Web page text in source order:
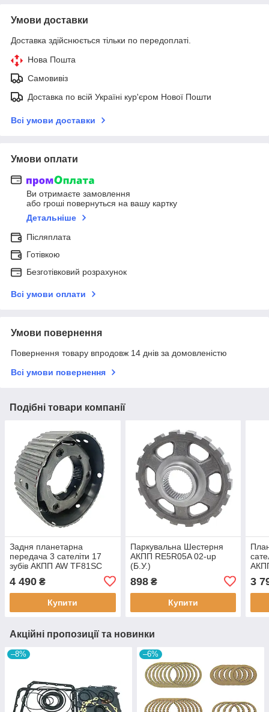
Умови доставки
Доставка здійснюється тільки по передоплаті.
Нова Пошта
Самовивіз
Доставка по всій Україні кур'єром Нової Пошти
Всі умови доставки
Умови оплати
Ви отримаєте замовлення
або гроші повернуться на вашу картку
Детальніше
Післяплата
Готівкою
Безготівковий розрахунок
Всі умови оплати
Умови повернення
Повернення товару впродовж 14 днів за домовленістю
Всі умови повернення
Подібні товари компанії
Задня планетарна
передача 3 сателіти 17
зубів АКПП AW TF81SC
4 490 ₴
Купити
Паркувальна Шестерня
АКПП RE5R05A 02-up
(Б.У.)
898₴
Купити
3
Акційні пропозиції та новинки
–8% –6%